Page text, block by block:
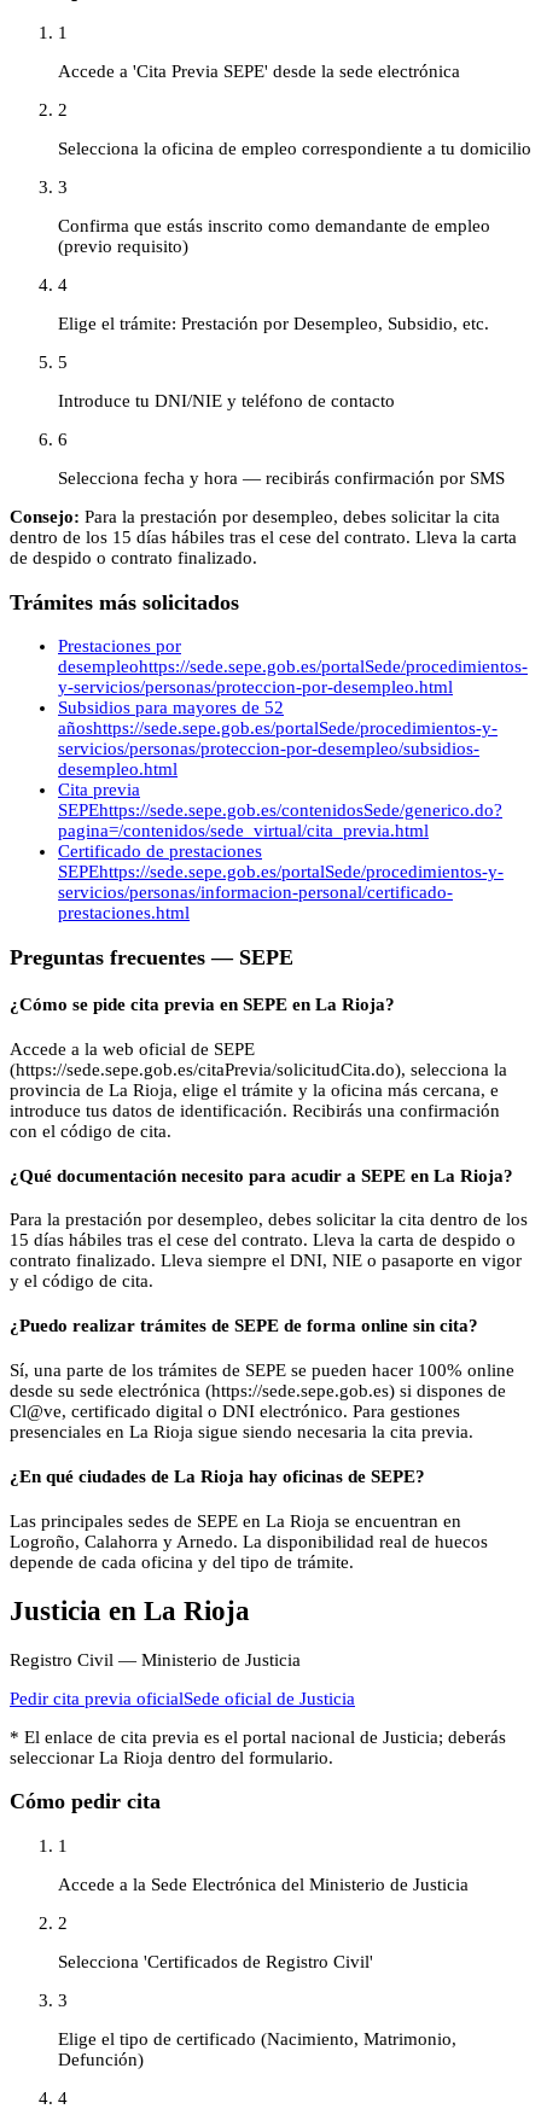
1
Accede a 'Cita Previa SEPE' desde la sede electrónica
2
Selecciona la oficina de empleo correspondiente a tu domicilio
3
Confirma que estás inscrito como demandante de empleo
(previo requisito)
4
Elige el trámite: Prestación por Desempleo, Subsidio, etc.
5
Introduce tu DNI/NIE y teléfono de contacto
6
Selecciona fecha y hora — recibirás confirmación por SMS
Consejo: Para la prestación por desempleo, debes solicitar la cita
dentro de los 15 días hábiles tras el cese del contrato. Lleva la carta
de despido o contrato finalizado.
Trámites más solicitados
Prestaciones por
desempleohttps://sede.sepe.gob.es/portalSede/procedimientos-
y-servicios/personas/proteccion-por-desempleo.html
Subsidios para mayores de 52
añoshttps://sede.sepe.gob.es/portalSede/procedimientos-y-
servicios/personas/proteccion-por-desempleo/subsidios-
desempleo.html
Cita previa
SEPEhttps://sede.sepe.gob.es/contenidosSede/generico.do?
pagina=/contenidos/sede_virtual/cita_previa.html
Certificado de prestaciones
SEPEhttps://sede.sepe.gob.es/portalSede/procedimientos-y-
servicios/personas/informacion-personal/certificado-
prestaciones.html
Preguntas frecuentes — SEPE
¿Cómo se pide cita previa en SEPE en La Rioja?
Accede a la web oficial de SEPE
(https://sede.sepe.gob.es/citaPrevia/solicitudCita.do), selecciona la
provincia de La Rioja, elige el trámite y la oficina más cercana, e
introduce tus datos de identificación. Recibirás una confirmación
con el código de cita.
¿Qué documentación necesito para acudir a SEPE en La Rioja?
Para la prestación por desempleo, debes solicitar la cita dentro de los
15 días hábiles tras el cese del contrato. Lleva la carta de despido o
contrato finalizado. Lleva siempre el DNI, NIE o pasaporte en vigor
y el código de cita.
¿Puedo realizar trámites de SEPE de forma online sin cita?
Sí, una parte de los trámites de SEPE se pueden hacer 100% online
desde su sede electrónica (https://sede.sepe.gob.es) si dispones de
Cl@ve, certificado digital o DNI electrónico. Para gestiones
presenciales en La Rioja sigue siendo necesaria la cita previa.
¿En qué ciudades de La Rioja hay oficinas de SEPE?
Las principales sedes de SEPE en La Rioja se encuentran en
Logroño, Calahorra y Arnedo. La disponibilidad real de huecos
depende de cada oficina y del tipo de trámite.
Justicia en La Rioja
Registro Civil — Ministerio de Justicia
Pedir cita previa oficialSede oficial de Justicia
* El enlace de cita previa es el portal nacional de Justicia; deberás
seleccionar La Rioja dentro del formulario.
Cómo pedir cita
1
Accede a la Sede Electrónica del Ministerio de Justicia
2
Selecciona 'Certificados de Registro Civil'
3
Elige el tipo de certificado (Nacimiento, Matrimonio,
Defunción)
4